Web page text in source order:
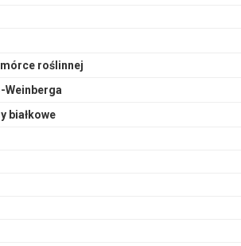
roślinnej
Weinberga
białkowe